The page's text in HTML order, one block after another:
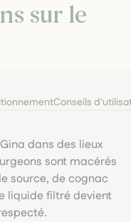
sur le
Conseils
dans des lieux
sont macérés
source, de cognac
liquide filtré devient